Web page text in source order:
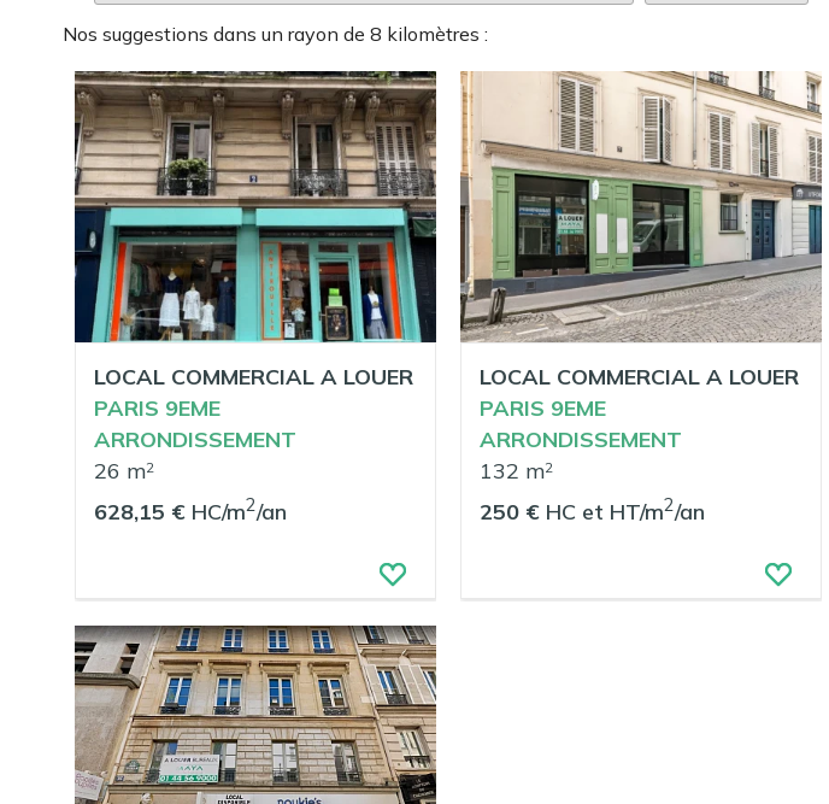
Nos suggestions dans un rayon de 8 kilomètres :
LOCAL COMMERCIAL A LOUER
PARIS 9EME
ARRONDISSEMENT
26 m2
628,15 € HC/m2/an
LOCAL COMMERCIAL A LOUER
PARIS 9EME
ARRONDISSEMENT
132 m2
250 € HC et HT/m2/an